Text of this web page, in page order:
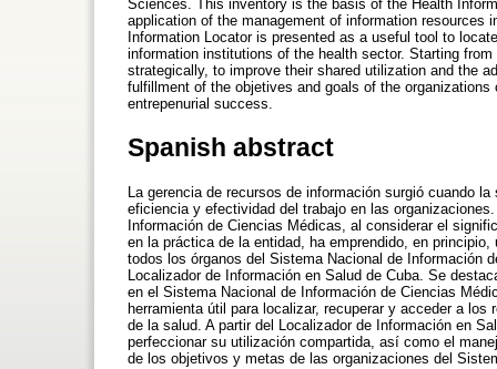
Sciences. This inventory is the basis of the Health
application of the management of information
Information Locator is presented as a useful tool to
information institutions of the health sector. Starting
strategically, to improve their shared utilization and the
fulfillment of the objetives and goals of the
entrepenurial success.
Spanish abstract
La gerencia de recursos de información surgió cuando
eficiencia y efectividad del trabajo en las
Información de Ciencias Médicas, al considerar el
en la práctica de la entidad, ha emprendido, en
todos los órganos del Sistema Nacional de Información
Localizador de Información en Salud de Cuba. Se
en el Sistema Nacional de Información de Ciencias
herramienta útil para localizar, recuperar y acceder a
de la salud. A partir del Localizador de Información en
perfeccionar su utilización compartida, así como el
de los objetivos y metas de las organizaciones del